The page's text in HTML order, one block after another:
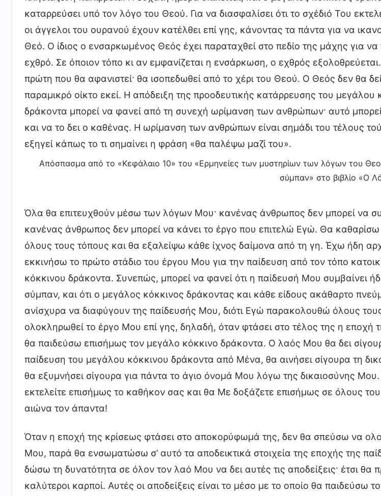
καταρρεύσει υπό τον λόγο του Θεού. Για να διασφαλίσει ότι το σχέδιό Του
οι άγγελοι του ουρανού έχουν κατέλθει επί γης, κάνοντας τα πάντα για να
Θεό. Ο ίδιος ο ενσαρκωμένος Θεός έχει παραταχθεί στο πεδίο της μάχης για να
εχθρό. Σε όποιον τόπο κι αν εμφανίζεται η ενσάρκωση, ο εχθρός
πρώτη που θα αφανιστεί· θα ισοπεδωθεί από το χέρι του Θεού. Ο Θεός δεν θα
παραμικρό οίκτο εκεί. Η απόδειξη της προοδευτικής κατάρρευσης του μεγάλου
δράκοντα μπορεί να φανεί από τη συνεχή ωρίμανση των ανθρώπων· αυτό
και να το δει ο καθένας. Η ωρίμανση των ανθρώπων είναι σημάδι του τέλους
εξηγεί κάπως το τι σημαίνει η φράση «θα παλέψω μαζί του».
Απόσπασμα από το «Κεφάλαιο 10» του «Ερμηνείες των μυστηρίων των λόγων του
σύμπαν» στο βιβλίο «Ο
Όλα θα επιτευχθούν μέσω των λόγων Μου· κανένας άνθρωπος δεν μπορεί να
κανένας άνθρωπος δεν μπορεί να κάνει το έργο που επιτελώ Εγώ. Θα
όλους τους τόπους και θα εξαλείψω κάθε ίχνος δαίμονα από τη γη. Έχω ήδη
εκκινήσω το πρώτο στάδιο του έργου Μου για την παίδευση από τον τόπο
κόκκινου δράκοντα. Συνεπώς, μπορεί να φανεί ότι η παίδευσή Μου συμβαίνει
σύμπαν, και ότι ο μεγάλος κόκκινος δράκοντας και κάθε είδους ακάθαρτο
ανίσχυρα να διαφύγουν της παίδευσής Μου, διότι Εγώ παρακολουθώ όλους
ολοκληρωθεί το έργο Μου επί γης, δηλαδή, όταν φτάσει στο τέλος της η εποχή
θα παιδεύσω επισήμως τον μεγάλο κόκκινο δράκοντα. Ο λαός Μου θα δει
παίδευση του μεγάλου κόκκινου δράκοντα από Μένα, θα αινήσει σίγουρα τη
θα εξυμνήσει σίγουρα για πάντα το άγιο όνομά Μου λόγω της δικαιοσύνης
εκτελείτε επισήμως το καθήκον σας και θα Με δοξάζετε επισήμως σε όλους
αιώνα τον άπαντα!
Όταν η εποχή της κρίσεως φτάσει στο αποκορύφωμά της, δεν θα σπεύσω να
Μου, παρά θα ενσωματώσω σ’ αυτό τα αποδεικτικά στοιχεία της εποχής της
δώσω τη δυνατότητα σε όλον τον λαό Μου να δει αυτές τις αποδείξεις· έτσι θα
καλύτεροι καρποί. Αυτές οι αποδείξεις είναι το μέσο με το οποίο θα παιδεύσω